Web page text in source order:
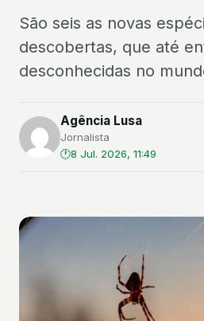
São seis as novas
descobertas, que até
desconhecidas no
Agência Lusa
Jornalista
8 Jul. 2026, 11:49